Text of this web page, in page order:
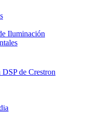
Iluminación
de Crestron